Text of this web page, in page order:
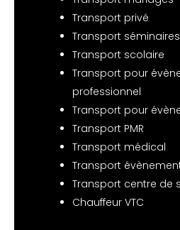
Transport privé
Transport séminaires
Transport scolaire
Transport pour
professionnel
Transport pour
Transport PMR
Transport médical
Transport
Transport centre de
Chauffeur VTC